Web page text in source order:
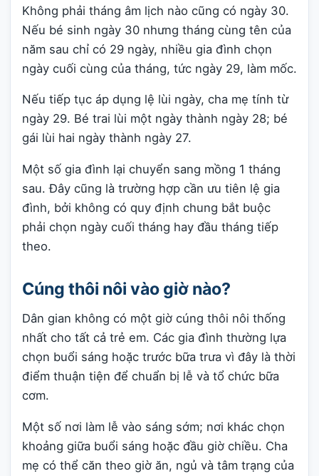
Không phải tháng âm lịch nào cũng có ngày 30.
Nếu bé sinh ngày 30 nhưng tháng cùng tên của
năm sau chỉ có 29 ngày, nhiều gia đình chọn
ngày cuối cùng của tháng, tức ngày 29, làm mốc.
Nếu tiếp tục áp dụng lệ lùi ngày, cha mẹ tính từ
ngày 29. Bé trai lùi một ngày thành ngày 28; bé
gái lùi hai ngày thành ngày 27.
Một số gia đình lại chuyển sang mồng 1 tháng
sau. Đây cũng là trường hợp cần ưu tiên lệ gia
đình, bởi không có quy định chung bắt buộc
phải chọn ngày cuối tháng hay đầu tháng tiếp
theo.
Cúng thôi nôi vào giờ nào?
Dân gian không có một giờ cúng thôi nôi thống
nhất cho tất cả trẻ em. Các gia đình thường lựa
chọn buổi sáng hoặc trước bữa trưa vì đây là thời
điểm thuận tiện để chuẩn bị lễ và tổ chức bữa
cơm.
Một số nơi làm lễ vào sáng sớm; nơi khác chọn
khoảng giữa buổi sáng hoặc đầu giờ chiều. Cha
mẹ có thể căn theo giờ ăn, ngủ và tâm trạng của